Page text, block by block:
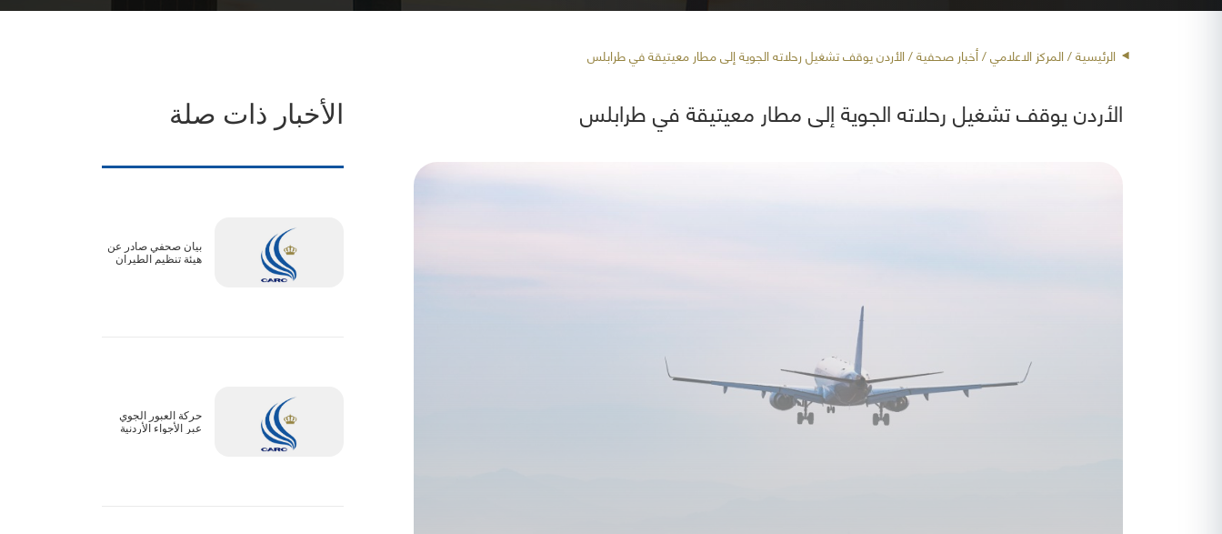
الرئيسية/ المركز الاعلامي /أخبار صحفية/ الأردن يوقف تشغيل رحلاته الجوية إلى مطار معيتيقة في طرابلس
الأردن يوقف تشغيل رحلاته الجوية إلى مطار معيتيقة في طرابلس الأخبار ذات صلة
بيان صحفي صادر عن
هيئة تنظيم الطيران
حركة العبور الجوي
عبر الأجواء الأردنية